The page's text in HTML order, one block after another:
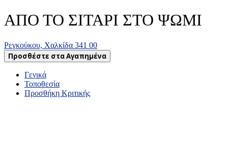
ΑΠΟ ΤΟ ΣΙΤΑΡΙ ΣΤΟ ΨΩΜΙ
Ρεγκούκου, Χαλκίδα 341 00
Προσθέστε στα Αγαπημένα
Γενικά
Τοποθεσία
Προσθήκη Κριτικής